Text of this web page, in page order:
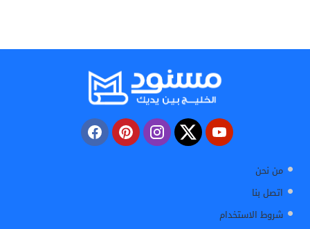
من نحن
اتصل بنا
شروط الاستخدام